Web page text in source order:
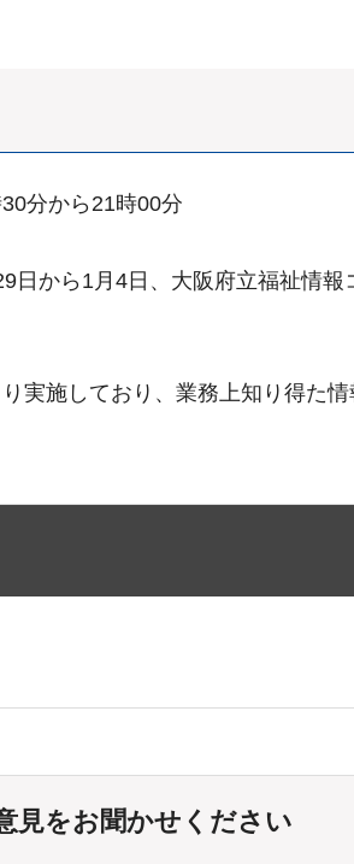
分から21時00分
から1月4日、大阪府立福祉情報
実施しており、業務上知り得た
見をお聞かせください